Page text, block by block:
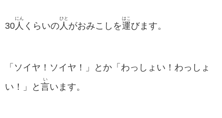
30 人
にん
くらいの 人
ひと
がおみこしを運
はこ
びます。
「ソイヤ！ソイヤ！」とか「わっしょい！わっしょ
い！」と 言
い
います。